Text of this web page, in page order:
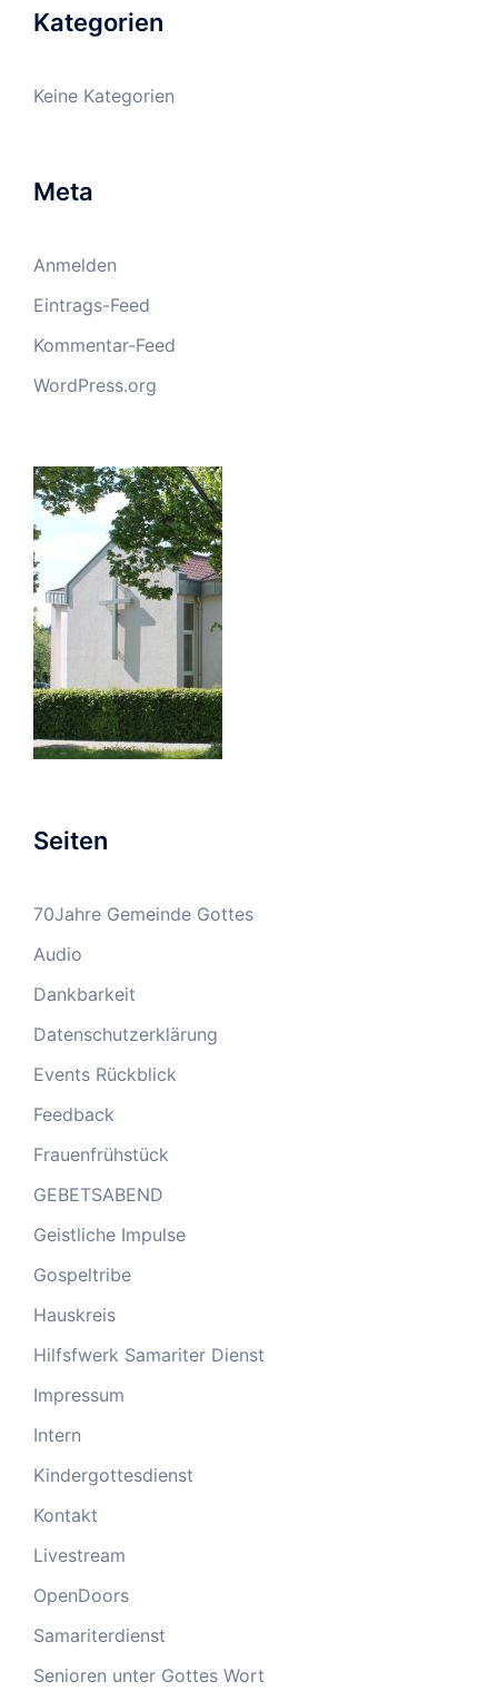
Kategorien
Keine Kategorien
Meta
Anmelden
Eintrags-Feed
Kommentar-Feed
WordPress.org
Seiten
70Jahre Gemeinde Gottes
Audio
Dankbarkeit
Datenschutzerklärung
Events Rückblick
Feedback
Frauenfrühstück
GEBETSABEND
Geistliche Impulse
Gospeltribe
Hauskreis
Hilfsfwerk Samariter Dienst
Impressum
Intern
Kindergottesdienst
Kontakt
Livestream
OpenDoors
Samariterdienst
Senioren unter Gottes Wort